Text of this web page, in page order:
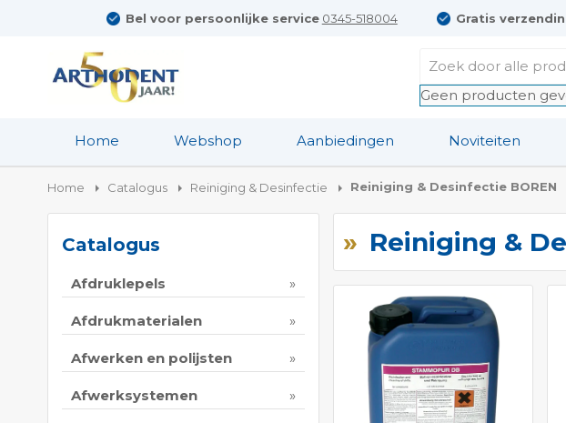
Bel voor persoonlijke service 0345-518004 Gratis
Geen producten
Home Webshop Aanbiedingen Noviteiten
Home Catalogus Reiniging & Desinfectie Reiniging & Desinfectie BOREN
Reiniging &
Catalogus
Afdruklepels
Afdrukmaterialen
Afwerken en polijsten
Afwerksystemen